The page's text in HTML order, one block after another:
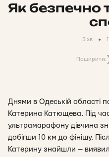
Як безпечно
5 хв
Поширити:
Днями в Одеській області
Катерина Катющева. Під
ультрамарафону дівчина
добігши 10 км до фінішу.
Катерину знайшли —